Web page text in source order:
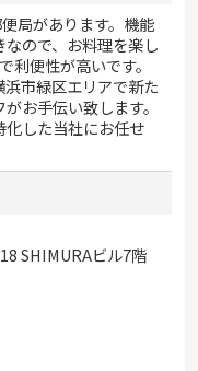
局があります。機能
ので、お料理を楽し
利便性が高いです。
市緑区エリアで新た
お手伝い致します。
した当社にお任せ
SHIMURAビル7階